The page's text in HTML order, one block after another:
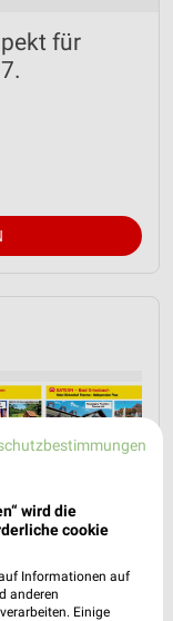
für
wird die
cookie
Informationen auf
anderen
Einige